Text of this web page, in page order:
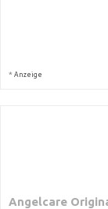
* Anzeige
Angelcare